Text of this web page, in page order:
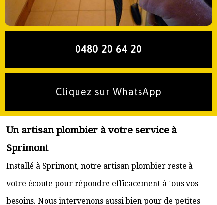
0480 20 64 20
Cliquez sur WhatsApp
Un artisan plombier à votre service à
Sprimont
Installé à Sprimont, notre artisan plombier reste à
votre écoute pour répondre efficacement à tous vos
besoins. Nous intervenons aussi bien pour de petites